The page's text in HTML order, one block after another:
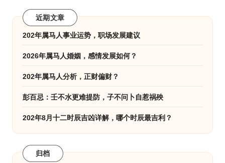
近期文章
202年属马人事业运势，职场发展建议
2026年属马人婚姻，感情发展如何？
202年属马人分析，正财偏财？
彭百忌：壬不水更难提防，子不问卜自惹祸殃
202年8月十二时辰吉凶详解，哪个时辰最吉利？
归档